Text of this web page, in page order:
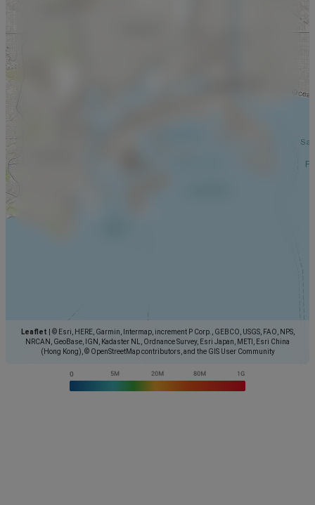
Leaflet
© Esri, HERE, Garmin, Intermap, increment P Corp., GEBCO, USGS, FAO, NPS,
NRCAN, GeoBase, IGN, Kadaster NL, Ordnance Survey, Esri Japan, METI, Esri China
(Hong Kong), © OpenStreetMap contributors, and the GIS User Community